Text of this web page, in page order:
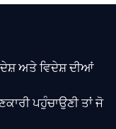
ਦੇਸ਼ ਅਤੇ ਵਿਦੇਸ਼ ਦੀਆਂ
ਪਹੁੰਚਾਉਣੀ ਤਾਂ ਜੋ